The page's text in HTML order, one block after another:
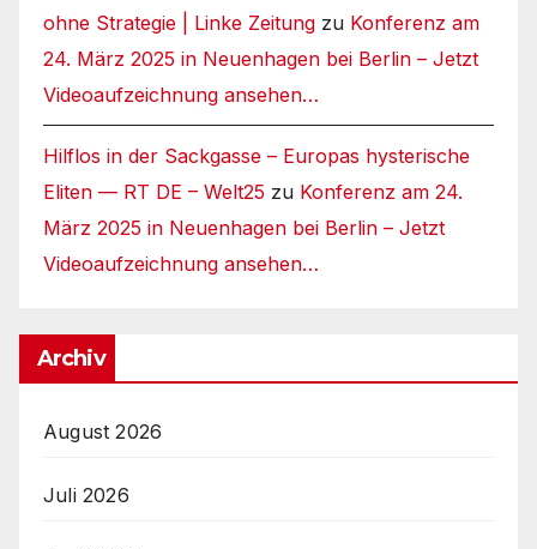
ohne Strategie | Linke Zeitung zu Konferenz am
24. März 2025 in Neuenhagen bei Berlin – Jetzt
Videoaufzeichnung ansehen…
Hilflos in der Sackgasse – Europas hysterische
Eliten — RT DE – Welt25 zu Konferenz am 24.
März 2025 in Neuenhagen bei Berlin – Jetzt
Videoaufzeichnung ansehen…
Archiv
August 2026
Juli 2026